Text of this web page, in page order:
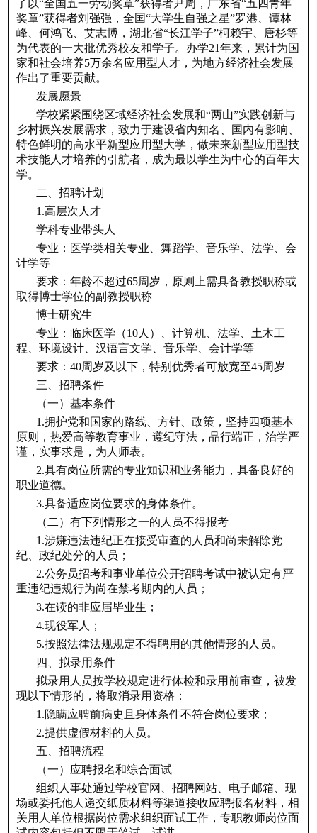
了以“全国五一劳动奖章”获得者尹周，广东省“五四青年
奖章”获得者刘强强，全国“大学生自强之星”罗港、谭林
峰、何鸿飞、艾志博，湖北省“长江学子”柯赖宇、唐杉等
为代表的一大批优秀校友和学子。办学21年来，累计为国
家和社会培养5万余名应用型人才，为地方经济社会发展
作出了重要贡献。
发展愿景
学校紧紧围绕区域经济社会发展和“两山”实践创新与
乡村振兴发展需求，致力于建设省内知名、国内有影响、
特色鲜明的高水平新型应用型大学，做未来新型应用型技
术技能人才培养的引航者，成为最以学生为中心的百年大
学。
二、招聘计划
1.高层次人才
学科专业带头人
专业：医学类相关专业、舞蹈学、音乐学、法学、会
计学等
要求：年龄不超过65周岁，原则上需具备教授职称或
取得博士学位的副教授职称
博士研究生
专业：临床医学（10人）、计算机、法学、土木工
程、环境设计、汉语言文学、音乐学、会计学等
要求：40周岁及以下，特别优秀者可放宽至45周岁
三、招聘条件
（一）基本条件
1.拥护党和国家的路线、方针、政策，坚持四项基本
原则，热爱高等教育事业，遵纪守法，品行端正，治学严
谨，实事求是，为人师表。
2.具有岗位所需的专业知识和业务能力，具备良好的
职业道德。
3.具备适应岗位要求的身体条件。
（二）有下列情形之一的人员不得报考
1.涉嫌违法违纪正在接受审查的人员和尚未解除党
纪、政纪处分的人员；
2.公务员招考和事业单位公开招聘考试中被认定有严
重违纪违规行为尚在禁考期内的人员；
3.在读的非应届毕业生；
4.现役军人；
5.按照法律法规规定不得聘用的其他情形的人员。
四、拟录用条件
拟录用人员按学校规定进行体检和录用前审查，被发
现以下情形的，将取消录用资格：
1.隐瞒应聘前病史且身体条件不符合岗位要求；
2.提供虚假材料的人员。
五、招聘流程
（一）应聘报名和综合面试
组织人事处通过学校官网、招聘网站、电子邮箱、现
场或委托他人递交纸质材料等渠道接收应聘报名材料，相
关用人单位根据岗位需求组织面试工作，专职教师岗位面